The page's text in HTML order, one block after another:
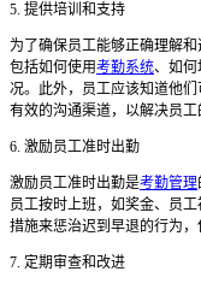
5. 提供培训和支持
为了确保员工能够正确理解
包括如何使用考勤系统、如何
况。此外，员工应该知道他
有效的沟通渠道，以解决员工
6. 激励员工准时出勤
激励员工准时出勤是考勤管理
员工按时上班，如奖金、员
措施来惩治迟到早退的行为
7. 定期审查和改进